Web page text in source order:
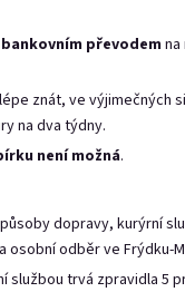
cart převodemna
znát, ve výjimečných
na dva týdny.
není možná.
dopravy, kurýrní
osobní odběr ve Frýdku-
službou trvá zpravidla 5